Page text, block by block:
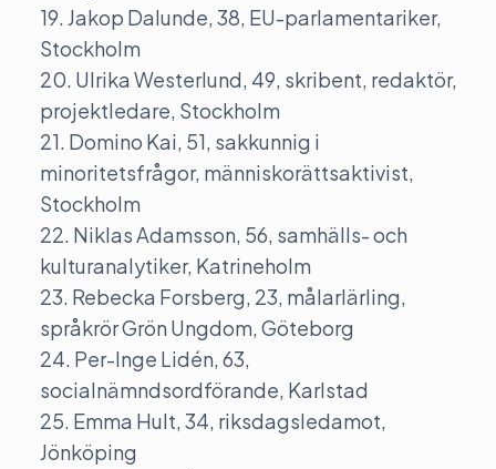
19. Jakop Dalunde, 38, EU-parlamentariker,
Stockholm
20. Ulrika Westerlund, 49, skribent, redaktör,
projektledare, Stockholm
21. Domino Kai, 51, sakkunnig i
minoritetsfrågor, människorättsaktivist,
Stockholm
22. Niklas Adamsson, 56, samhälls- och
kulturanalytiker, Katrineholm
23. Rebecka Forsberg, 23, målarlärling,
språkrör Grön Ungdom, Göteborg
24. Per-Inge Lidén, 63,
socialnämndsordförande, Karlstad
25. Emma Hult, 34, riksdagsledamot,
Jönköping